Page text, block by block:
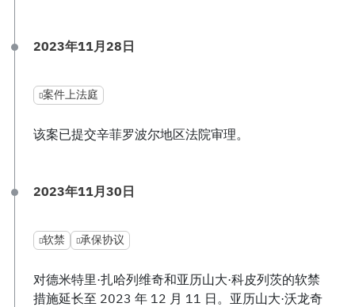
2023年11月28日
案件上法庭
该案已提交辛菲罗波尔地区法院审理。
2023年11月30日
软禁 承保协议
对德米特里·扎哈列维奇和亚历山大·科皮列茨的软禁
措施延长至 2023 年 12 月 11 日。亚历山大·沃龙奇